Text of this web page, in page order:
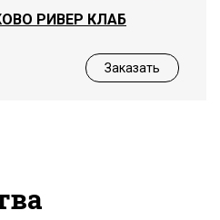
РИВЕР КЛАБ
Заказать